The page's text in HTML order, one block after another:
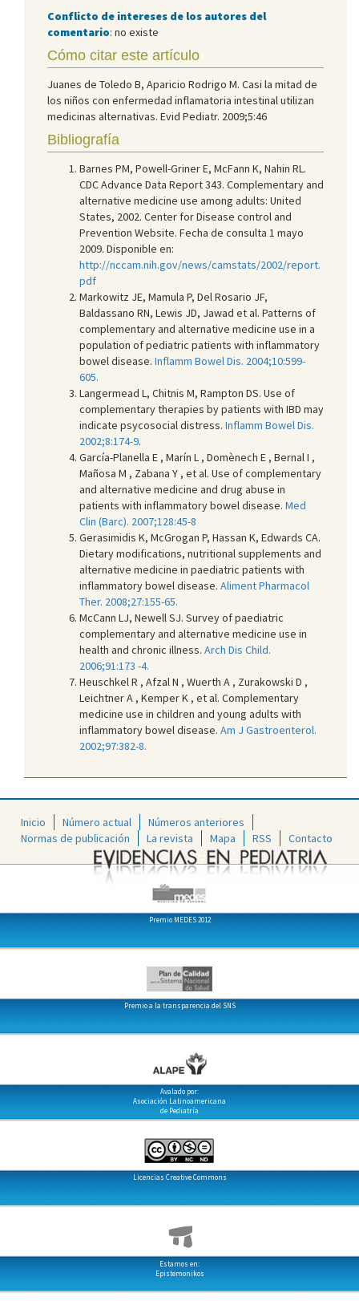
Conflicto de intereses de los autores del
comentario: no existe
Cómo citar este artículo
Juanes de Toledo B, Aparicio Rodrigo M. Casi la mitad de
los niños con enfermedad inflamatoria intestinal utilizan
medicinas alternativas. Evid Pediatr. 2009;5:46
Bibliografía
Barnes PM, Powell-Griner E, McFann K, Nahin RL.
CDC Advance Data Report 343. Complementary and
alternative medicine use among adults: United
States, 2002. Center for Disease control and
Prevention Website. Fecha de consulta 1 mayo
2009. Disponible en:
http://nccam.nih.gov/news/camstats/2002/report.
pdf
Markowitz JE, Mamula P, Del Rosario JF,
Baldassano RN, Lewis JD, Jawad et al. Patterns of
complementary and alternative medicine use in a
population of pediatric patients with inflammatory
bowel disease. Inflamm Bowel Dis. 2004;10:599-
605.
Langermead L, Chitnis M, Rampton DS. Use of
complementary therapies by patients with IBD may
indicate psycosocial distress. Inflamm Bowel Dis.
2002;8:174-9.
García-Planella E , Marín L , Domènech E , Bernal I ,
Mañosa M , Zabana Y , et al. Use of complementary
and alternative medicine and drug abuse in
patients with inflammatory bowel disease. Med
Clin (Barc). 2007;128:45-8
Gerasimidis K, McGrogan P, Hassan K, Edwards CA.
Dietary modifications, nutritional supplements and
alternative medicine in paediatric patients with
inflammatory bowel disease. Aliment Pharmacol
Ther. 2008;27:155-65.
McCann LJ, Newell SJ. Survey of paediatric
complementary and alternative medicine use in
health and chronic illness. Arch Dis Child.
2006;91:173 -4.
Heuschkel R , Afzal N , Wuerth A , Zurakowski D ,
Leichtner A , Kemper K , et al. Complementary
medicine use in children and young adults with
inflammatory bowel disease. Am J Gastroenterol.
2002;97:382-8.
Inicio Número actual
Números anteriores
Normas de publicación
La revista Mapa RSS Contacto
Premio MEDES 2012
Premio a la transparencia del SNS
Avalado por:
Asociación Latinoamericana
de Pediatría
Licencias Creative Commons
Estamos en:
Epistemonikos